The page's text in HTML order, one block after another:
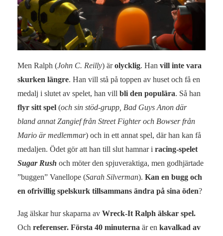
Men Ralph (John C. Reilly) ärolycklig. Han vill inte vara
skurken längre. Han vill stå på toppen av huset och få en
medalj i slutet av spelet, han vill bli den populära. Så han
flyr sitt spel (och sin stöd-grupp, Bad Guys Anon där
bland annat Zangief från Street Fighter och Bowser från
Mario är medlemmar) och in ett annat spel, där han kan få
medaljen. Ödet gör att han till slut hamnar i racing-spelet
Sugar Rush och möter den spjuveraktiga, men godhjärtade
”buggen” Vanellope (Sarah Silverman). Kan en bugg och
en ofrivillig spelskurk tillsammans ändra på sina öden?
Jag älskar hur skaparna av Wreck-It Ralph älskar spel.
Och referenser. Första 40 minuterna är en kavalkad av